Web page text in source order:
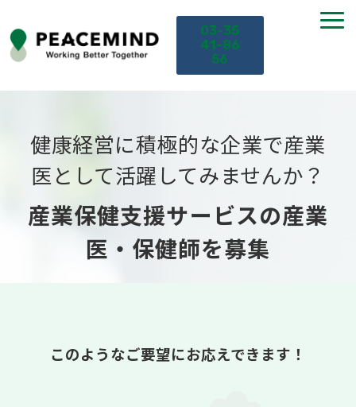
03-35
41-86
56
サービス
課題から探す
健康経営に積極的な企業で産業
医として活躍してみませんか？
産業保健支援サービスの産業
医・保健師を募集
このようなご要望にお応えできます！